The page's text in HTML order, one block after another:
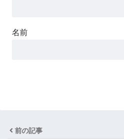
名前
前の記事